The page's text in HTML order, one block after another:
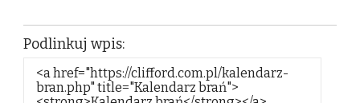
Podlinkuj wpis: